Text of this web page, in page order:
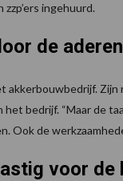
ingehuurd.
de aderen
akkerbouwbedrijf.
bedrijf. “Maar de
Ook de
voor de